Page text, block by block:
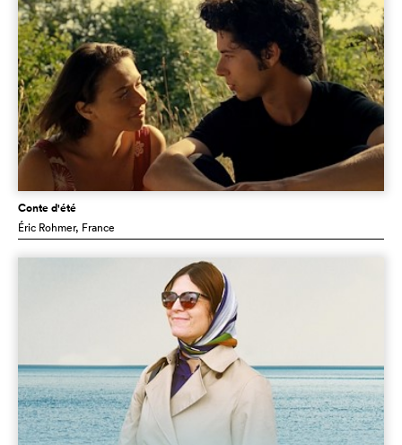
Conte d'été
Éric Rohmer, France